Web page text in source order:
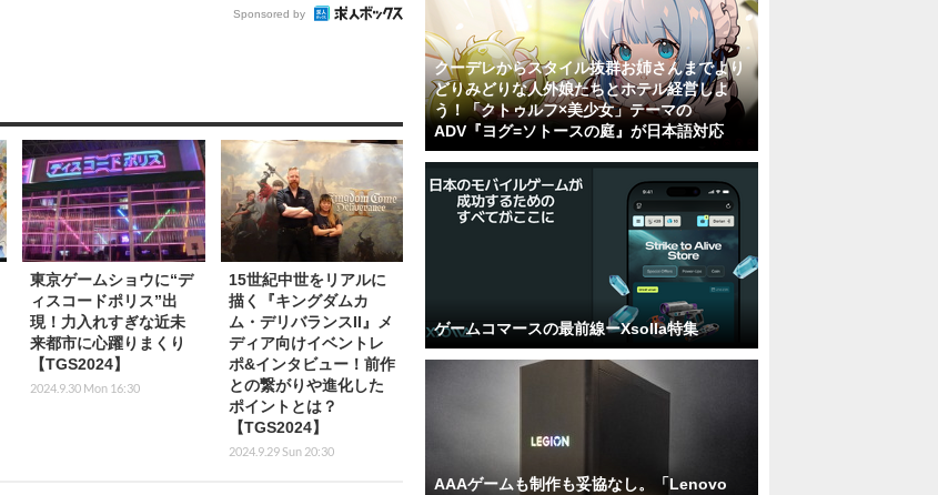
Sponsored by
東京ゲームショウに“デ
ィスコードポリス”出
現！力入れすぎな近未
来都市に心躍りまくり
【TGS2024】
2024.9.30 Mon 16:30
15世紀中世をリアルに
描く『キングダムカ
ム・デリバランスII』メ
ディア向けイベントレ
ポ&インタビュー！前作
との繋がりや進化した
ポイントとは？
【TGS2024】
2024.9.29 Sun 20:30
クーデレからスタイル抜群お姉さんまでより
どりみどりな人外娘たちとホテル経営しよ
う！「クトゥルフ×美少女」テーマの
ADV『ヨグ=ソトースの庭』が日本語対応
ゲームコマースの最前線ーXsolla特集
AAAゲームも制作も妥協なし。「Lenovo